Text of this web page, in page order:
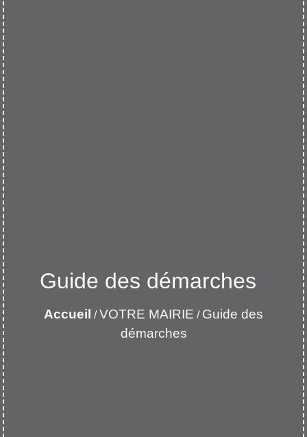
Guide des démarches
Accueil /VOTRE MAIRIE / Guide des
démarches